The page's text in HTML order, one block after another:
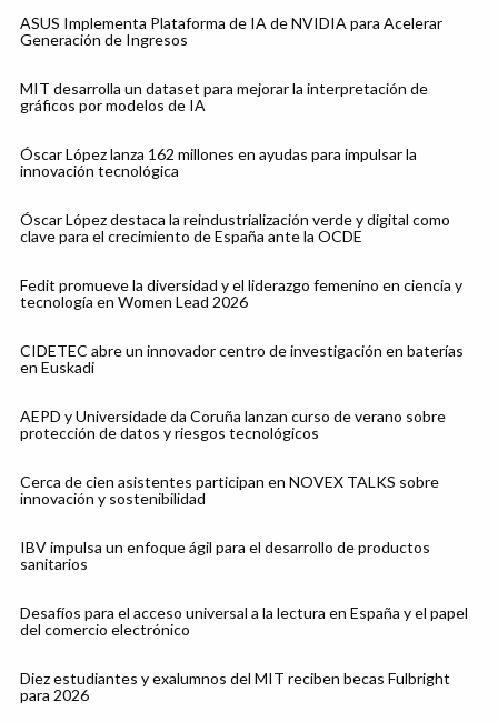
ASUS Implementa Plataforma de IA de NVIDIA para Acelerar
Generación de Ingresos
MIT desarrolla un dataset para mejorar la interpretación de
gráficos por modelos de IA
Óscar López lanza 162 millones en ayudas para impulsar la
innovación tecnológica
Óscar López destaca la reindustrialización verde y digital como
clave para el crecimiento de España ante la OCDE
Fedit promueve la diversidad y el liderazgo femenino en ciencia y
tecnología en Women Lead 2026
CIDETEC abre un innovador centro de investigación en baterías
en Euskadi
AEPD y Universidade da Coruña lanzan curso de verano sobre
protección de datos y riesgos tecnológicos
Cerca de cien asistentes participan en NOVEX TALKS sobre
innovación y sostenibilidad
IBV impulsa un enfoque ágil para el desarrollo de productos
sanitarios
Desafíos para el acceso universal a la lectura en España y el papel
del comercio electrónico
Diez estudiantes y exalumnos del MIT reciben becas Fulbright
para 2026